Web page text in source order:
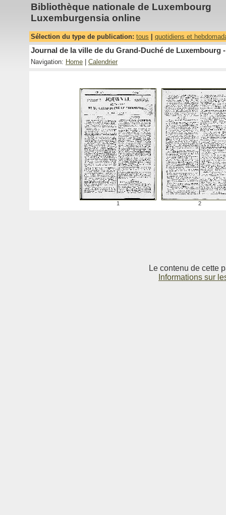
Bibliothèque nationale de Luxembourg
Luxemburgensia online
Sélection du type de publication: tous quotidiens et
Journal de la ville de du Grand-Duché de Luxembourg -
Navigation: Home Calendrier
1 2
Le contenu de cette
Informations sur